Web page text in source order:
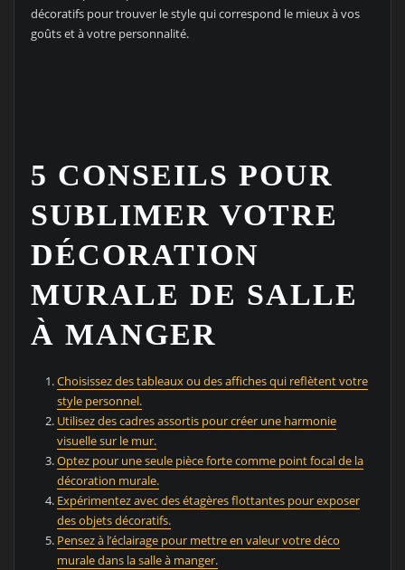
décoratifs pour trouver le style qui correspond le mieux à vos
goûts et à votre personnalité.
5 CONSEILS POUR
SUBLIMER VOTRE
DÉCORATION
MURALE DE SALLE
À MANGER
Choisissez des tableaux ou des affiches qui reflètent votre
style personnel.
Utilisez des cadres assortis pour créer une harmonie
visuelle sur le mur.
Optez pour une seule pièce forte comme point focal de la
décoration murale.
Expérimentez avec des étagères flottantes pour exposer
des objets décoratifs.
Pensez à l’éclairage pour mettre en valeur votre déco
murale dans la salle à manger.